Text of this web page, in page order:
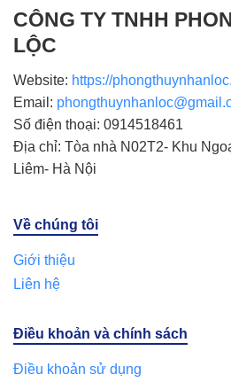
CÔNG TY TNHH
LỘC
Website: https://
Email:
Số điện thoại: 0914518461
Địa chỉ: Tòa nhà N02T2- Khu
Liêm- Hà Nội
Về chúng tôi
Giới thiệu
Liên hệ
Điều khoản và chính sách
Điều khoản sử dụng